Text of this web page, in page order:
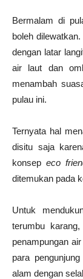
Bermalam di
boleh
dengan latar
air laut dan
menambah
pulau ini.
Ternyata hal
disitu saja
konsep eco
ditemukan pada
Untuk
terumbu
penampungan
para
alam dengan